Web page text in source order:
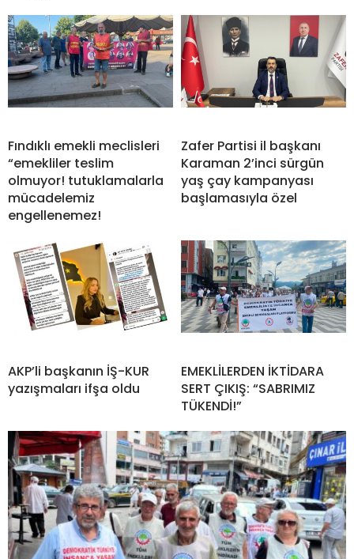
Fındıklı emekli meclisleri
“emekliler teslim
olmuyor! tutuklamalarla
mücadelemiz
engellenemez!
Zafer Partisi il başkanı
Karaman 2’inci sürgün
yaş çay kampanyası
başlamasıyla özel
AKP’li başkanın İŞ-KUR
yazışmaları ifşa oldu
EMEKLİLERDEN İKTİDARA
SERT ÇIKIŞ: “SABRIMIZ
TÜKENDİ!”